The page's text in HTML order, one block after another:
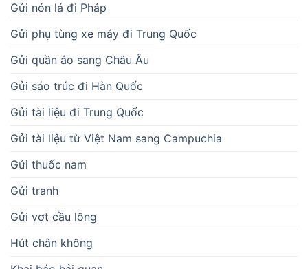
Gửi nón lá đi Pháp
Gửi phụ tùng xe máy đi Trung Quốc
Gửi quần áo sang Châu Âu
Gửi sáo trúc đi Hàn Quốc
Gửi tài liệu đi Trung Quốc
Gửi tài liệu từ Việt Nam sang Campuchia
Gửi thuốc nam
Gửi tranh
Gửi vợt cầu lông
Hút chân không